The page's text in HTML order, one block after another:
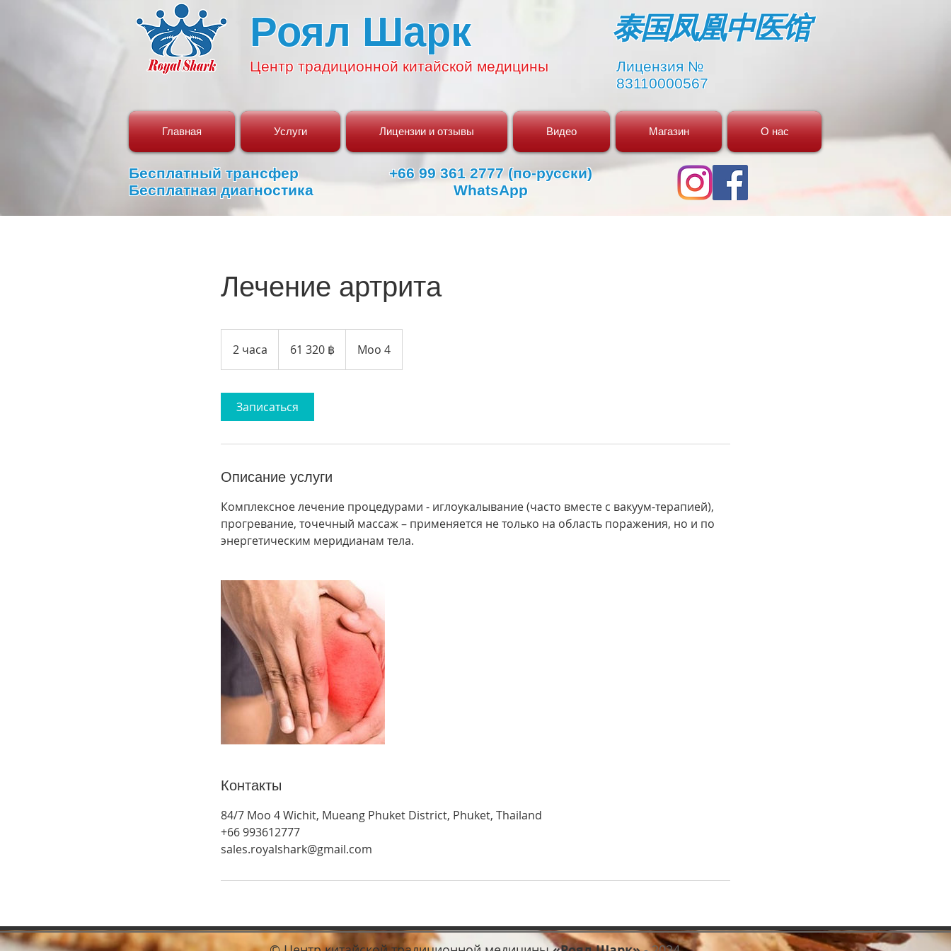
Роял Шарк
Центр традиционной китайской медицины
​泰国凤凰中医馆
Лицензия №
83110000567
Главная Услуги Лицензии и отзывы Видео Магазин О нас
Бесплатный трансфер
Бесплатная диагностика
+66 99 361 2777 (по-русски)
WhatsApp
Лечение артрита
2 часа
ч
а
батов61 320 ฿ Moo 4
Записаться
Описание услуги
Комплексное лечение процедурами - иглоукалывание (часто вместе с вакуум-терапией),
прогревание, точечный массаж – применяется не только на область поражения, но и по
энергетическим меридианам тела.
Контакты
84/7 Moo 4 Wichit, Mueang Phuket District, Phuket, Thailand
+66 993612777
sales.royalshark@gmail.com